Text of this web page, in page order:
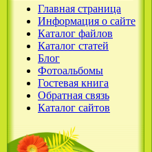
Главная страница
Информация о сайте
Каталог файлов
Каталог статей
Блог
Фотоальбомы
Гостевая книга
Обратная связь
Каталог сайтов